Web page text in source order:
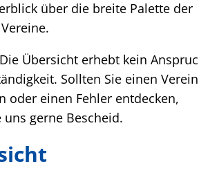
über die breite Palette der
Übersicht erhebt kein
Sollten Sie einen Verein
oder einen Fehler entdecken,
uns gerne Bescheid.